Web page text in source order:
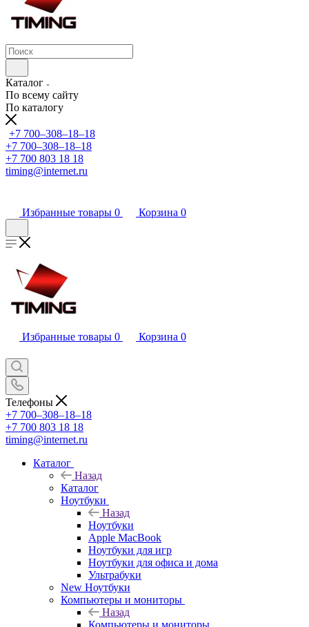
Каталог
По всему сайту
По каталогу
+7 700‒308‒18‒18
+7 700‒308‒18‒18
+7 700 803 18 18
timing@internet.ru
Избранные товары 0 Корзина 0
Избранные товары 0 Корзина 0
Телефоны
+7 700‒308‒18‒18
+7 700 803 18 18
timing@internet.ru
Каталог
Назад
Каталог
Ноутбуки
Назад
Ноутбуки
Apple MacBook
Ноутбуки для игр
Ноутбуки для офиса и дома
Ультрабуки
New Ноутбуки
Компьютеры и мониторы
Назад
Компьютеры и мониторы